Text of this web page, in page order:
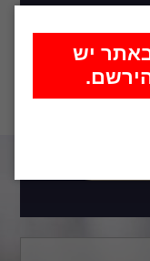
יש